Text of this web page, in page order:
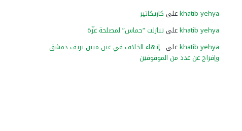
khatib yehyaعلى كاريكاتير
khatib yehyaعلى تنازلت “حماس” لمصلحة غزّة
khatib yehyaعلى إنهاء الخلاف في عين منين بريف دمشق
وإفراج عن عدد من الموقوفين